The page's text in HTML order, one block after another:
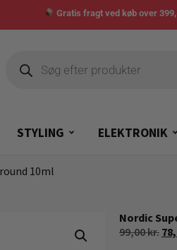
Gratis fragt ved køb over
STYLING ELEKTRONIK
10ml
Nordic
99,00kr.